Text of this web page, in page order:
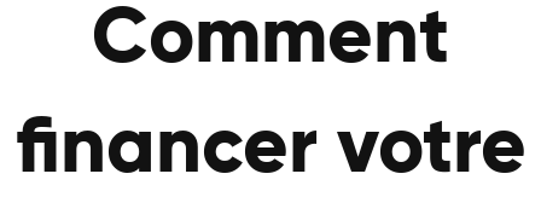
Comment
financer votre